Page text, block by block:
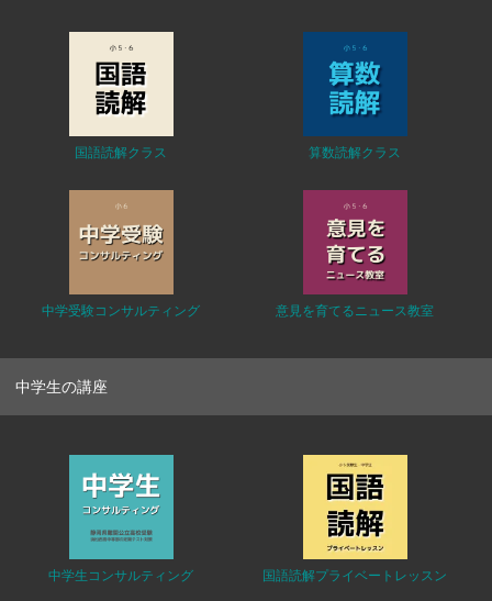
国語読解クラス 算数読解クラス
中学受験コンサルティング 意見を育てるニュース教室
中学生の講座
中学生コンサルティング 国語読解プライベートレッスン